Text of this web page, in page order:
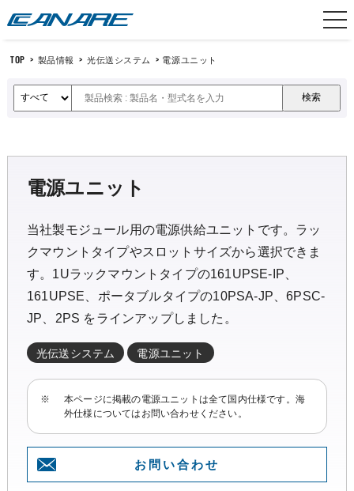
TOP > 製品情報 > 光伝送システム > 電源ユニット
電源ユニット
当社製モジュール用の電源供給ユニットです。ラッ
クマウントタイプやスロットサイズから選択できま
す。1Uラックマウントタイプの161UPSE-IP、
161UPSE、ポータブルタイプの10PSA-JP、6PSC-
JP、2PS をラインアップしました。
光伝送システム 電源ユニット
※
本ページに掲載の電源ユニットは全て国内仕様です。海
外仕様についてはお問い合わせください。
お問い合わせ